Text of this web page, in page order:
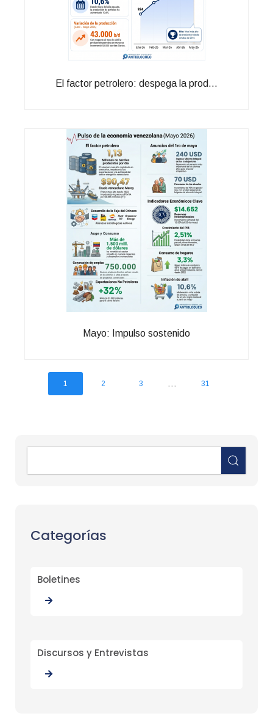
El factor petrolero: despega la prod...
Mayo: Impulso sostenido
1 2 3 ... 31
Categorías
Boletines
Discursos y Entrevistas